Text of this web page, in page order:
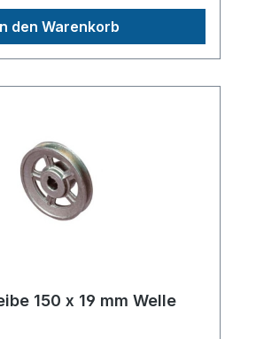
Verschleißfest Mit
/
den Warenkorb
150 x 19 mm Welle